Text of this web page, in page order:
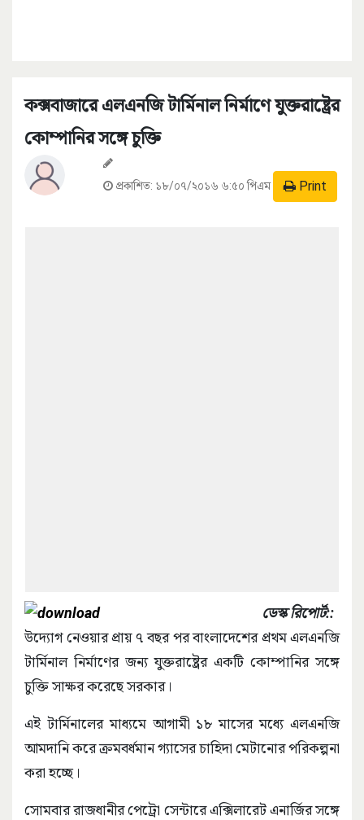
কক্সবাজারে এলএনজি টার্মিনাল নির্মাণে যুক্তরাষ্ট্রের
কোম্পানির সঙ্গে চুক্তি
প্রকাশিত: ১৮/০৭/২০১৬ ৬:৫০ পিএম Print
ডেস্ক রিপোর্ট::
উদ্যোগ নেওয়ার প্রায় ৭ বছর পর বাংলাদেশের প্রথম এলএনজি
টার্মিনাল নির্মাণের জন্য যুক্তরাষ্ট্রের একটি কোম্পানির সঙ্গে
চুক্তি সাক্ষর করেছে সরকার।
এই টার্মিনালের মাধ্যমে আগামী ১৮ মাসের মধ্যে এলএনজি
আমদানি করে ক্রমবর্ধমান গ্যাসের চাহিদা মেটানোর পরিকল্পনা
করা হচ্ছে।
সোমবার রাজধানীর পেট্রো সেন্টারে এক্সিলারেট এনার্জির সঙ্গে